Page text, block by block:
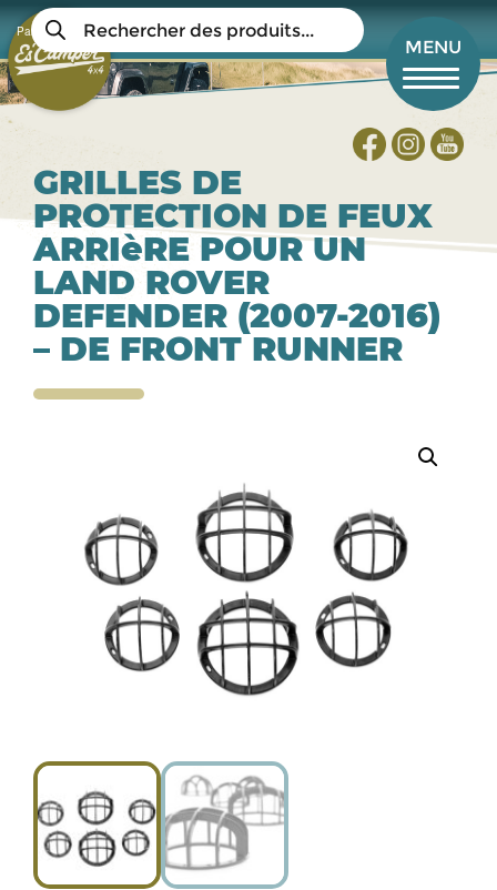
Aller
au
contenu
principal
Panier Mon compte
Recherche
de
produits
MENU
GRILLES DE
PROTECTION DE FEUX
ARRIèRE POUR UN
LAND ROVER
DEFENDER (2007-2016)
– DE FRONT RUNNER